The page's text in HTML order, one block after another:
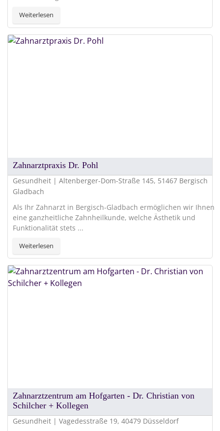
Weiterlesen
Zahnarztpraxis Dr. Pohl
Gesundheit | Altenberger-Dom-Straße 145, 51467 Bergisch
Gladbach
Als Ihr Zahnarzt in Bergisch-Gladbach ermöglichen wir Ihnen
eine ganzheitliche Zahnheilkunde, welche Ästhetik und
Funktionalität stets ...
Weiterlesen
Zahnarztzentrum am Hofgarten - Dr. Christian von
Schilcher + Kollegen
Gesundheit | Vagedesstraße 19, 40479 Düsseldorf